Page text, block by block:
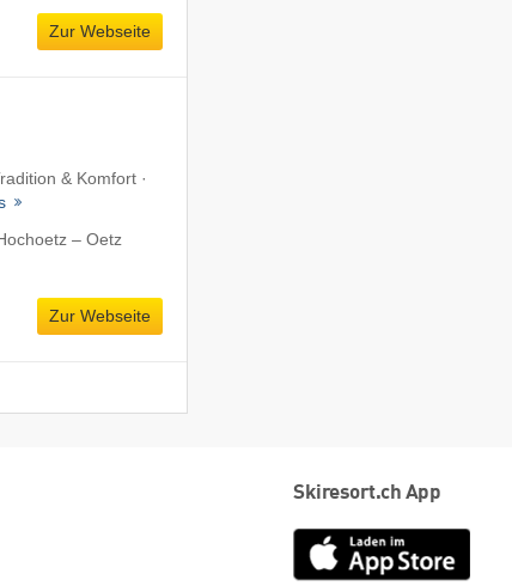
Zur Webseite
& Komfort ·
– Oetz
Zur Webseite
Skiresort.ch App
App
Store